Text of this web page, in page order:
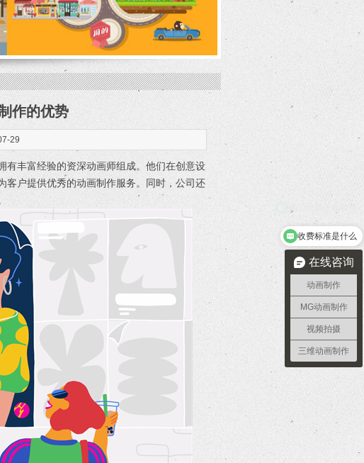
作的优势
29
有丰富经验的资深动画师组成。他们在创意设
客户提供优秀的动画制作服务。同时，公司还
在线咨询
动画制作
MG动画制作
视频拍摄
三维动画制作
收费标准是什么